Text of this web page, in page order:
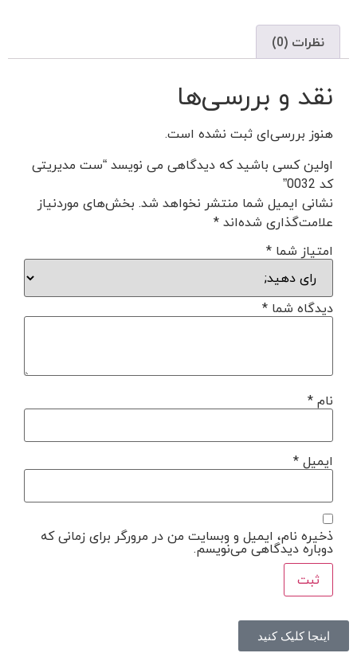
نظرات (0)
نقد و بررسی‌ها
هنوز بررسی‌ای ثبت نشده است.
اولین کسی باشید که دیدگاهی می نویسد “ست مدیریتی
کد 0032”
نشانی ایمیل شما منتشر نخواهد شد. بخش‌های موردنیاز
علامت‌گذاری شده‌اند*
امتیاز شما *
دیدگاه شما *
نام*
ایمیل*
ذخیره نام، ایمیل و وبسایت من در مرورگر برای زمانی که
دوباره دیدگاهی می‌نویسم.
اینجا کلیک کنید